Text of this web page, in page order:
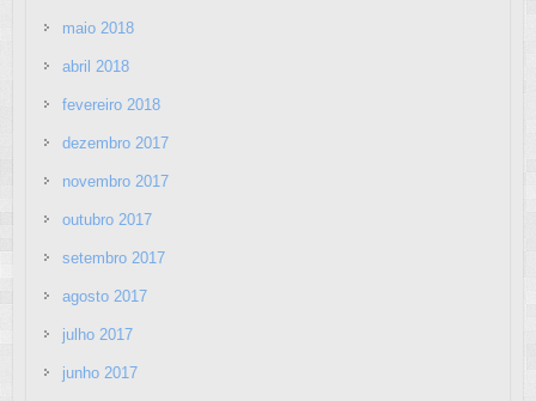
maio 2018
abril 2018
fevereiro 2018
dezembro 2017
novembro 2017
outubro 2017
setembro 2017
agosto 2017
julho 2017
junho 2017